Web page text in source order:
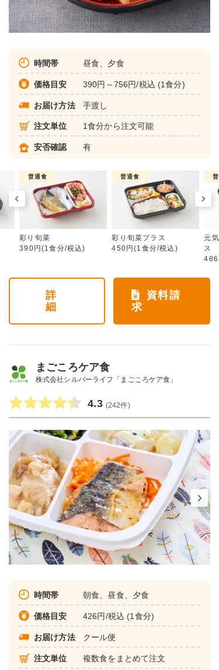
時間帯 昼食、夕食
価格目安 390円～756円/税込 (1食分)
お届け方法 手渡し
注文単位 1食分から注文可能
安否確認 有
普通食
彩り旬菜
390円(1食分/税込)
普通食
彩り旬菜プラス
450円(1食分/税込)
元
ス
詳
細
資料請
求
まごころケア食
株式会社シルバーライフ「まごころケア食」
4.3 (242件)
時間帯 朝食、昼食、夕食
価格目安 426円/税込 (1食分)
お届け方法 クール便
注文単位 複数食をまとめて注文